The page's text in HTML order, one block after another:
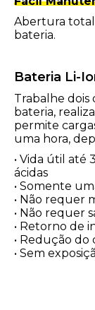
Abertura total
bateria.
Bateria Li-
Trabalhe dois
bateria,
permite
uma hora,
• Vida útil até
ácidas
• Somente
• Não requer
• Não requer
• Retorno de
• Redução
• Sem